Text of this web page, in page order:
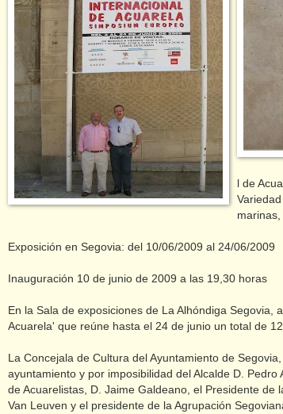
l de
Exposición en Segovia: del 10/06/2009 al 24/06/2009
Inauguración 10 de junio de 2009 a las 19,30 horas
En la Sala de exposiciones de La Alhóndiga
Acuarela' que reúne hasta el 24 de junio un total de
La Concejala de Cultura del Ayuntamiento de
ayuntamiento y por imposibilidad del Alcalde D.
de Acuarelistas, D. Jaime Galdeano, el Presidente de
Van Leuven y el presidente de la Agrupación